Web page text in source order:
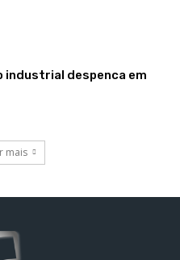
industrial despenca em
mais